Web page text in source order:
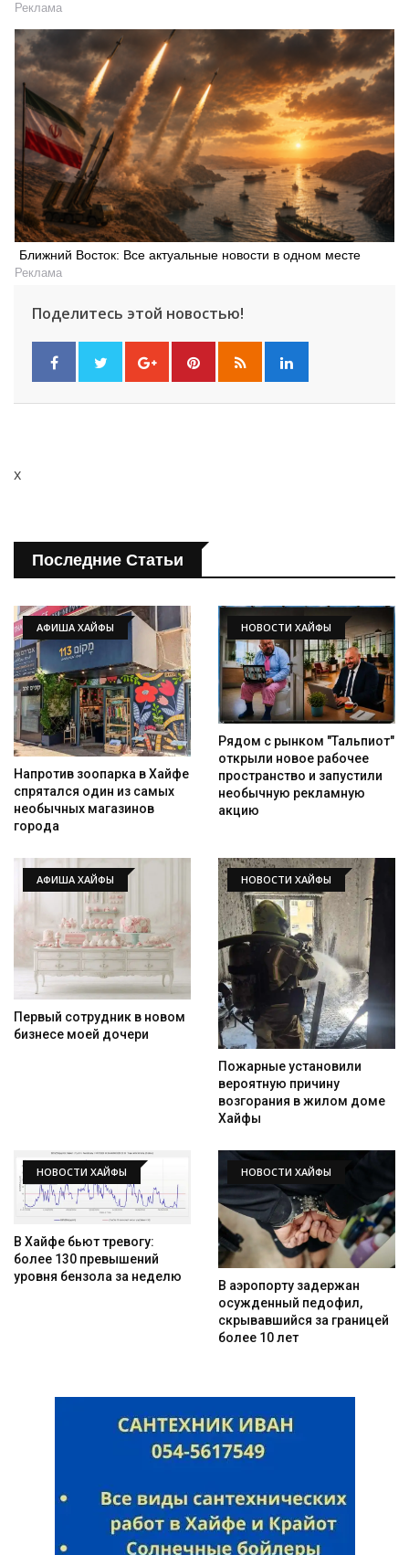
Реклама
Ближний Восток: Все актуальные новости в одном месте
Реклама
Поделитесь этой новостью!
x
Последние Статьи
АФИША ХАЙФЫ
Напротив зоопарка в Хайфе
спрятался один из самых
необычных магазинов
города
НОВОСТИ ХАЙФЫ
Рядом с рынком "Тальпиот"
открыли новое рабочее
пространство и запустили
необычную рекламную
акцию
АФИША ХАЙФЫ
Первый сотрудник в новом
бизнесе моей дочери
НОВОСТИ ХАЙФЫ
Пожарные установили
вероятную причину
возгорания в жилом доме
Хайфы
НОВОСТИ ХАЙФЫ
В Хайфе бьют тревогу:
более 130 превышений
уровня бензола за неделю
НОВОСТИ ХАЙФЫ
В аэропорту задержан
осужденный педофил,
скрывавшийся за границей
более 10 лет